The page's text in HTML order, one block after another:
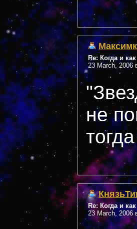
Re: Когда и как
23 March, 2006
не
Re: Когда и как
23 March, 2006